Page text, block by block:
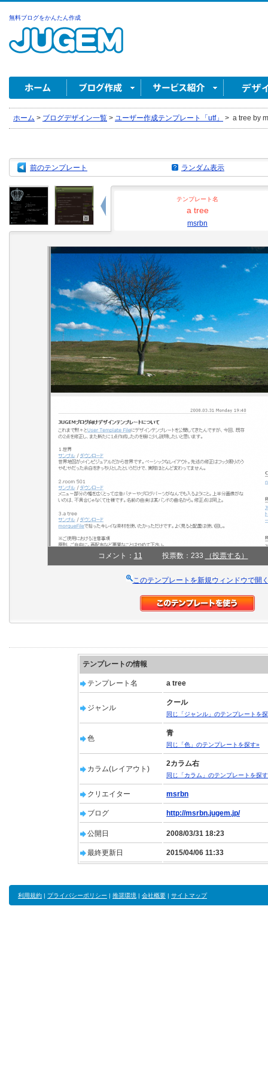
無料ブログをかんたん作成
ホーム > ブログデザイン一覧 > ユーザー作成テンプレート「utf」 > a tree by
前のテンプレート ランダム表示
テンプレート名
a tree
msrbn
コメント： 11 投票数：233 （投票する）
このテンプレートを新規ウィンドウで開
テンプレートの情報
テンプレート名 a tree
ジャンル
クール
同じ「ジャンル」のテンプレートを
色
青
同じ「色」のテンプレートを探す»
カラム(レイアウト)
2カラム右
同じ「カラム」のテンプレートを探
クリエイター msrbn
ブログ http://msrbn.jugem.jp/
公開日 2008/03/31 18:23
最終更新日 2015/04/06 11:33
利用規約 | プライバシーポリシー | 推奨環境 | 会社概要 | サイトマップ